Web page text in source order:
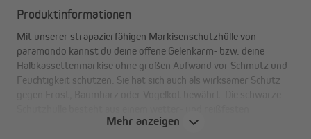
Produktinformationen
Mit unserer strapazierfähigen Markisenschutzhülle von
paramondo kannst du deine offene Gelenkarm- bzw. deine
Halbkassettenmarkise ohne großen Aufwand vor Schmutz und
Feuchtigkeit schützen. Sie hat sich auch als wirksamer Schutz
Polyestergewebe mit einer Polyurethan-Beschichtung. Das
Mehr anzeigen